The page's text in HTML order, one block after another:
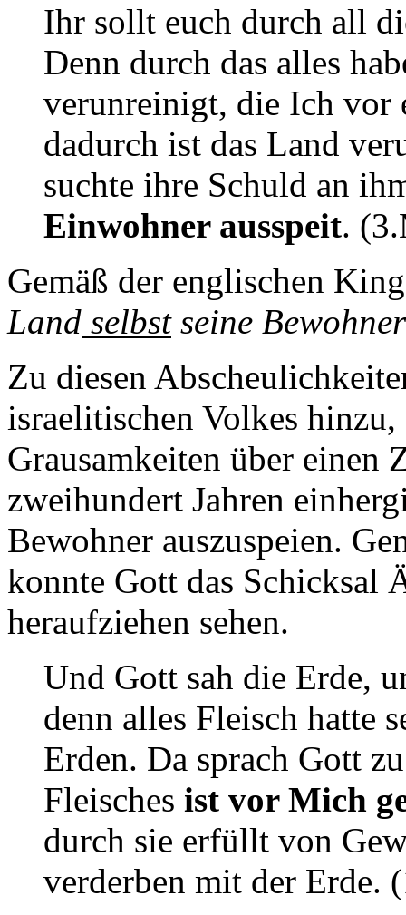
Ihr sollt euch durch all
Denn durch das alles
verunreinigt, die Ich vor
dadurch ist das Land
suchte ihre Schuld an
Einwohner ausspeit.
Gemäß der englischen
Land selbstseine
Zu diesen
israelitischen Volkes
Grausamkeiten über einen
zweihundert Jahren
Bewohner auszuspeien.
konnte Gott das Schicksal
heraufziehen sehen.
Und Gott sah die Erde,
denn alles Fleisch hatte
Erden. Da sprach Gott
Fleisches ist vor Mich
durch sie erfüllt von
verderben mit der Erde.